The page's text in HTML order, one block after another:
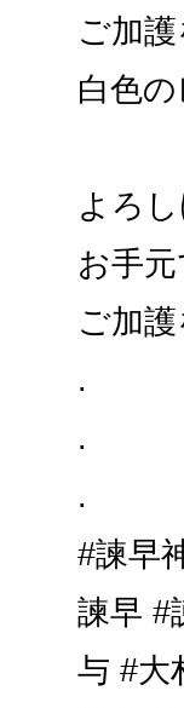
ご加
白色
よろ
お手
ご加
.
.
.
#諫早
諫早 #
与 #大